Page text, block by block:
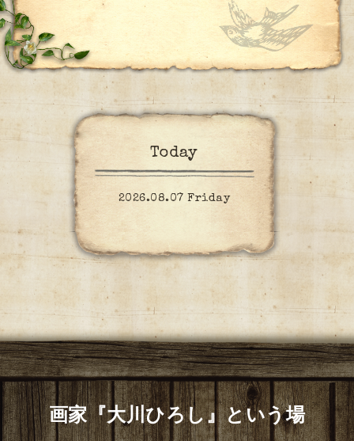
Today
2026.08.07 Friday
画家『大川ひろし』という場